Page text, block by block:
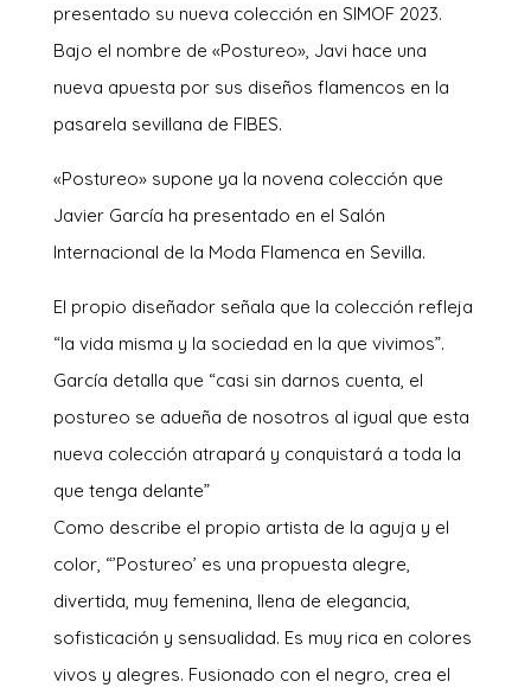
presentado su nueva colección en SIMOF 2023.
Bajo el nombre de «Postureo», Javi hace una
nueva apuesta por sus diseños flamencos en la
pasarela sevillana de FIBES.
«Postureo» supone ya la novena colección que
Javier García ha presentado en el Salón
Internacional de la Moda Flamenca en Sevilla.
El propio diseñador señala que la colección refleja
“la vida misma y la sociedad en la que vivimos”.
García detalla que “casi sin darnos cuenta, el
postureo se adueña de nosotros al igual que esta
nueva colección atrapará y conquistará a toda la
que tenga delante”
Como describe el propio artista de la aguja y el
color, “’Postureo’ es una propuesta alegre,
divertida, muy femenina, llena de elegancia,
sofisticación y sensualidad. Es muy rica en colores
vivos y alegres. Fusionado con el negro, crea el